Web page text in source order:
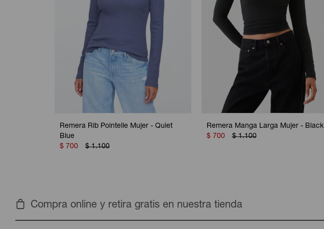
Remera Rib Pointelle Mujer - Quiet
Blue
$ 700 $ 1.100
Remera Manga Larga Mujer - Black
$ 700 $ 1.100
Compra online y retira gratis en nuestra tienda